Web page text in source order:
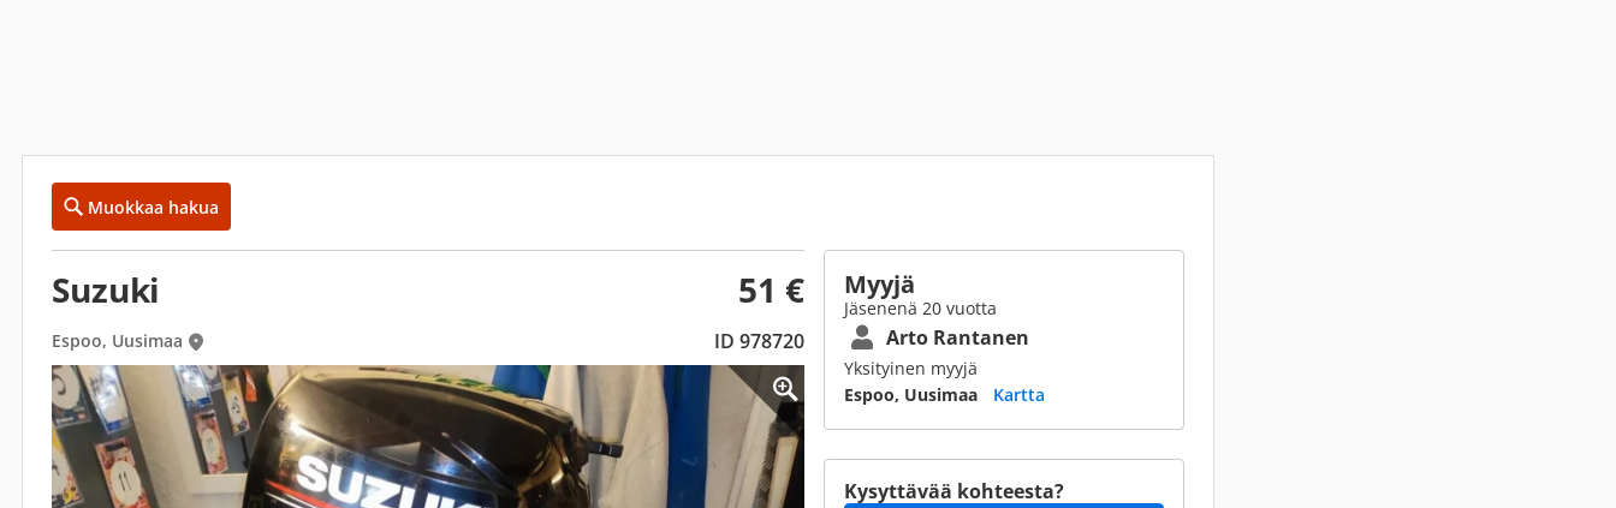
Muokkaa hakua
Suzuki 51 €
Espoo, Uusimaa ID 978720
Myyjä
Jäsenenä 20 vuotta
Arto Rantanen
Yksityinen myyjä
Espoo, Uusimaa
Kartta
Kysyttävää kohteesta?